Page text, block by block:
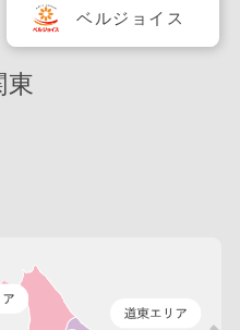
ベルジョイス
東